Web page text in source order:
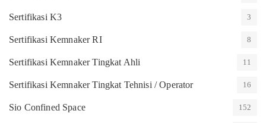
Sertifikasi K3 3
Sertifikasi Kemnaker RI 8
Sertifikasi Kemnaker Tingkat Ahli 11
Sertifikasi Kemnaker Tingkat Tehnisi / Operator 16
Sio Confined Space 152